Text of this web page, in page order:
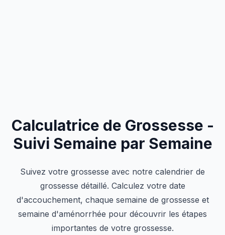
Calculatrice de Grossesse -
Suivi Semaine par Semaine
Suivez votre grossesse avec notre calendrier de
grossesse détaillé. Calculez votre date
d'accouchement, chaque semaine de grossesse et
semaine d'aménorrhée pour découvrir les étapes
importantes de votre grossesse.